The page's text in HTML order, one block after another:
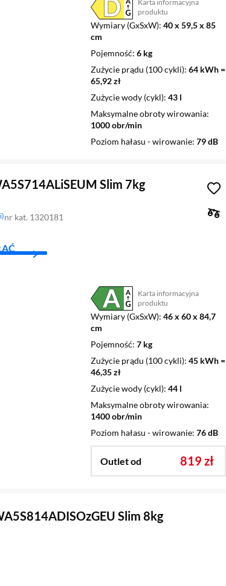
Karta informacyjna
produktu
Plik w formacie pdf
(otworzy się w nowym oknie)
Wymiary (GxSxW) 40 x 59,5 x 85
cm
Pojemność 6 kg
Zużycie prądu (100 cykli) 64 kWh =
65,92 zł
Zużycie wody (cykl) 43 l
Maksymalne obroty wirowania
1000 obr/min
Poziom hałasu - wirowanie 79 dB
Slim 7kg
nr kat. 1320181
Karta informacyjna
produktu
Plik w formacie pdf
(otworzy się w nowym oknie)
Wymiary (GxSxW) 46 x 60 x 84,7
cm
Pojemność 7 kg
Zużycie prądu (100 cykli) 45 kWh =
46,35 zł
Zużycie wody (cykl) 44 l
Maksymalne obroty wirowania
1400 obr/min
Poziom hałasu - wirowanie 76 dB
Outlet od 819 zł
Slim 8kg